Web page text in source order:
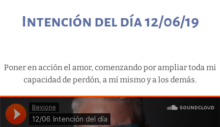
Intención del día 12/06/19
Poner en acción el amor, comenzando por ampliar toda mi
capacidad de perdón, a mí mismo y a los demás.